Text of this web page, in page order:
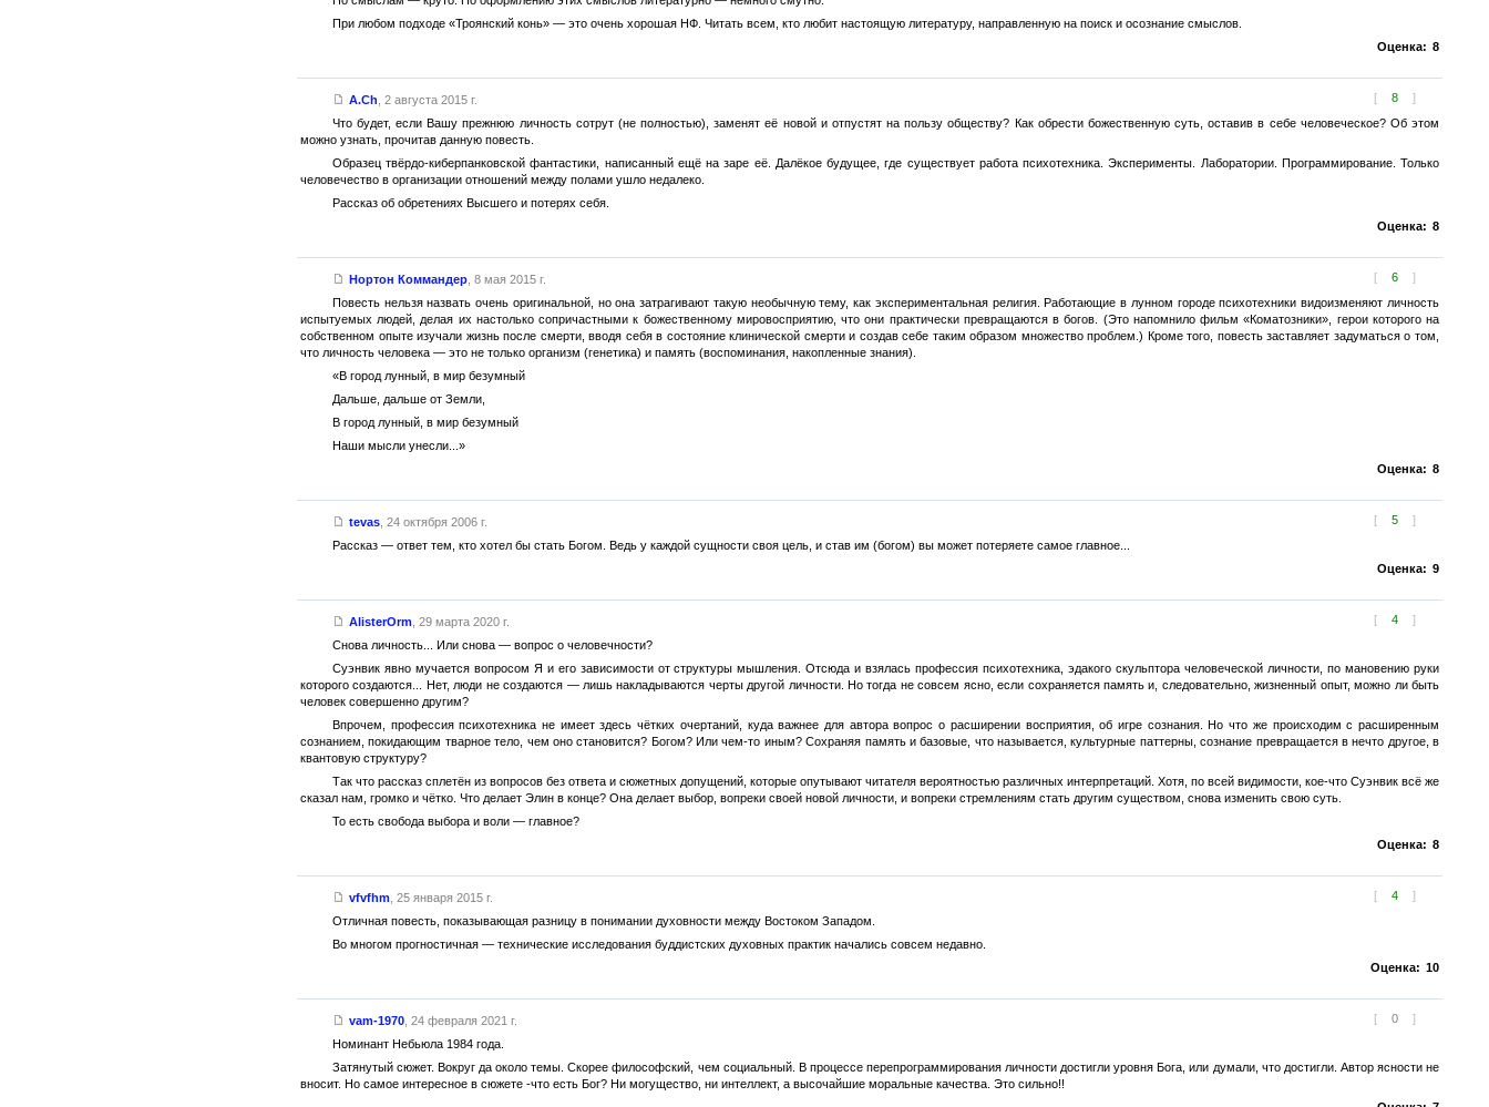
При любом подходе «Троянский конь» — это очень хорошая НФ. Читать всем, кто любит настоящую литературу, направленную на поиск и осознание смыслов.
Оценка: 8
[ 8 ]
A.Ch 2 августа 2015 г.
Что будет, если Вашу прежнюю личность сотрут (не полностью), заменят её новой и отпустят на пользу обществу? Как обрести божественную суть, оставив в себе человеческое? Об этом
можно узнать, прочитав данную повесть.
Образец твёрдо-киберпанковской фантастики, написанный ещё на заре её. Далёкое будущее, где существует работа психотехника. Эксперименты. Лаборатории. Программирование. Только
человечество в организации отношений между полами ушло недалеко.
Рассказ об обретениях Высшего и потерях себя.
Оценка: 8
[ 6 ]
Нортон Коммандер, 8 мая 2015 г.
Повесть нельзя назвать очень оригинальной, но она затрагивают такую необычную тему, как экспериментальная религия. Работающие в лунном городе психотехники видоизменяют личность
испытуемых людей, делая их настолько сопричастными к божественному мировосприятию, что они практически превращаются в богов. (Это напомнило фильм «Коматозники», герои которого на
собственном опыте изучали жизнь после смерти, вводя себя в состояние клинической смерти и создав себе таким образом множество проблем.) Кроме того, повесть заставляет задуматься о том,
что личность человека — это не только организм (генетика) и память (воспоминания, накопленные знания).
«В город лунный, в мир безумный
Дальше, дальше от Земли,
В город лунный, в мир безумный
Наши мысли унесли...»
Оценка: 8
[ 5 ]
tevas, 24 октября 2006 г.
Рассказ — ответ тем, кто хотел бы стать Богом. Ведь у каждой сущности своя цель, и став им (богом) вы может потеряете самое главное...
Оценка: 9
[ 4 ]
AlisterOrm 29 марта 2020 г.
Снова личность... Или снова — вопрос о человечности?
Суэнвик явно мучается вопросом Я и его зависимости от структуры мышления. Отсюда и взялась профессия психотехника, эдакого скульптора человеческой личности, по мановению руки
которого создаются... Нет, люди не создаются — лишь накладываются черты другой личности. Но тогда не совсем ясно, если сохраняется память и, следовательно, жизненный опыт, можно ли быть
человек совершенно другим?
Впрочем, профессия психотехника не имеет здесь чётких очертаний, куда важнее для автора вопрос о расширении восприятия, об игре сознания. Но что же происходим с расширенным
сознанием, покидающим тварное тело, чем оно становится? Богом? Или чем-то иным? Сохраняя память и базовые, что называется, культурные паттерны, сознание превращается в нечто другое, в
квантовую структуру?
Так что рассказ сплетён из вопросов без ответа и сюжетных допущений, которые опутывают читателя вероятностью различных интерпретаций. Хотя, по всей видимости, кое-что Суэнвик всё же
сказал нам, громко и чётко. Что делает Элин в конце? Она делает выбор, вопреки своей новой личности, и вопреки стремлениям стать другим существом, снова изменить свою суть.
То есть свобода выбора и воли — главное?
Оценка: 8
[ 4 ]
vfvfhm 25 января 2015 г.
Отличная повесть, показывающая разницу в понимании духовности между Востоком Западом.
Во многом прогностичная — технические исследования буддистских духовных практик начались совсем недавно.
Оценка: 10
[ 0 ]
vam-1970, 24 февраля 2021 г.
Номинант Небьюла 1984 года.
Затянутый сюжет. Вокруг да около темы. Скорее философский, чем социальный. В процессе перепрограммирования личности достигли уровня Бога, или думали, что достигли. Автор ясности не
вносит. Но самое интересное в сюжете -что есть Бог? Ни могущество, ни интеллект, а высочайшие моральные качества. Это сильно!!